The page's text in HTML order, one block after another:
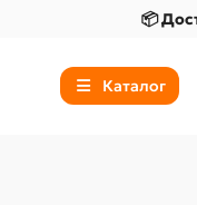
📦
Каталог